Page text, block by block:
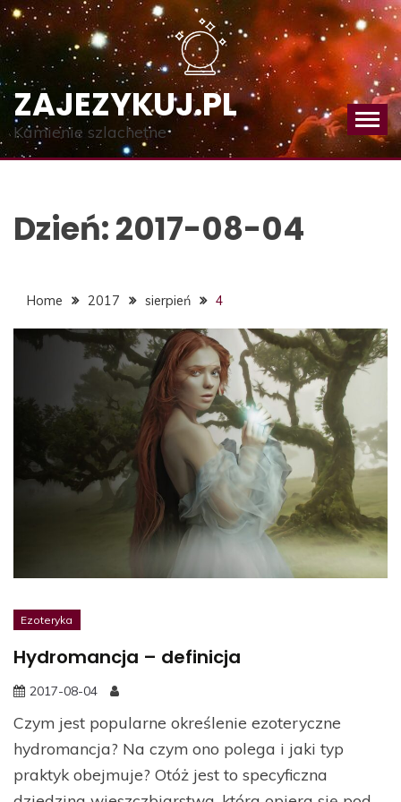
Skip
to
content
ZAJEZYKUJ.PL
Kamienie szlachetne
Dzień:2017-08-04
Home 2017 sierpień 4
Ezoteryka
Hydromancja – definicja
2017-08-04
Czym jest popularne określenie ezoteryczne
hydromancja? Na czym ono polega i jaki typ
praktyk obejmuje? Otóż jest to specyficzna